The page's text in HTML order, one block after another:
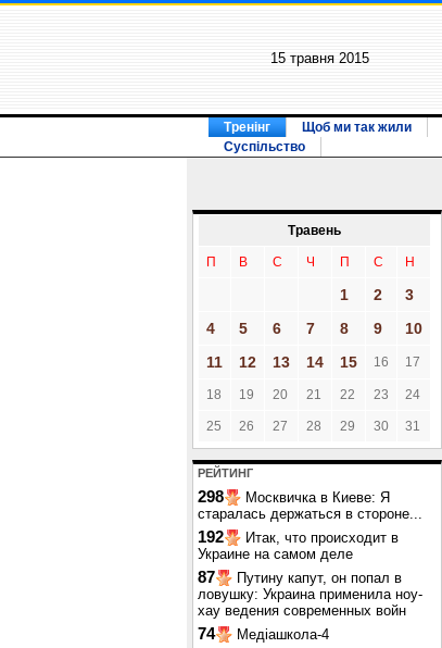
15 травня 2015
Тренінг Щоб ми так жили
Суспільство
Травень
П В С Ч П С Н
1 2
3
4
5 6 7 8 9
10
11
12 13 14 15 16 17
18 19 20 21 22 23 24
25 26 27 28 29 30 31
РЕЙТИНГ
298
Москвичка в Киеве: Я
старалась держаться в стороне...
192
Итак, что происходит в
Украине на самом деле
87
Путину капут, он попал в
ловушку: Украина применила ноу-
хау ведения современных войн
74 Медіашкола-4